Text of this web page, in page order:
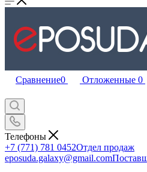
Сравнение0 Отложенные 0
Телефоны
+7 (771) 781 0452Отдел продаж
eposuda.galaxy@gmail.com